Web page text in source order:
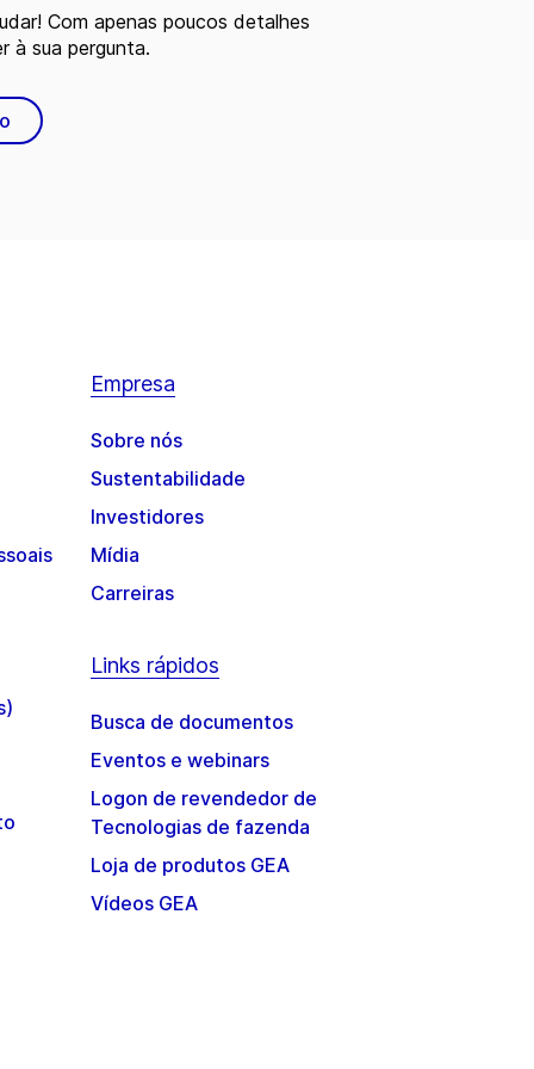
Com apenas poucos detalhes
à sua pergunta.
Empresa
Sobre nós
Sustentabilidade
Investidores
Mídia
Carreiras
Links rápidos
Busca de documentos
Eventos e webinars
Logon de revendedor de
Tecnologias de fazenda
Loja de produtos GEA
Vídeos GEA